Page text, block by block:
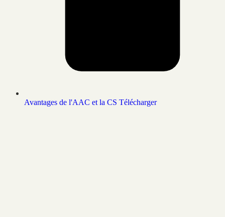
Avantages de l'AAC et la CS Télécharger